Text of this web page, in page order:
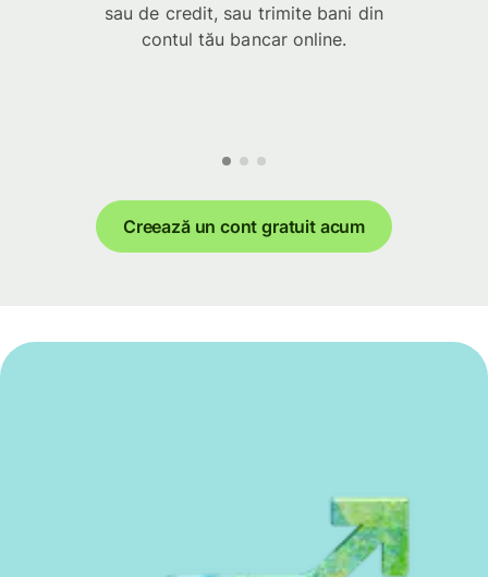
sau de credit, sau trimite bani din
contul tău bancar online.
Creează un cont gratuit acum